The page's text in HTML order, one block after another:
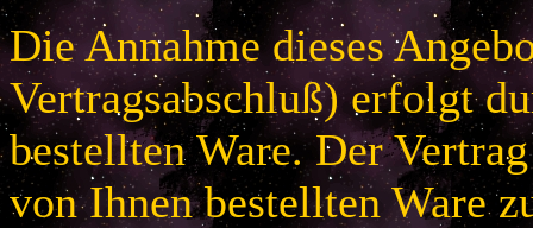
Die Annahme dieses
Vertragsabschluß) erfolgt
bestellten Ware. Der
von Ihnen bestellten Ware